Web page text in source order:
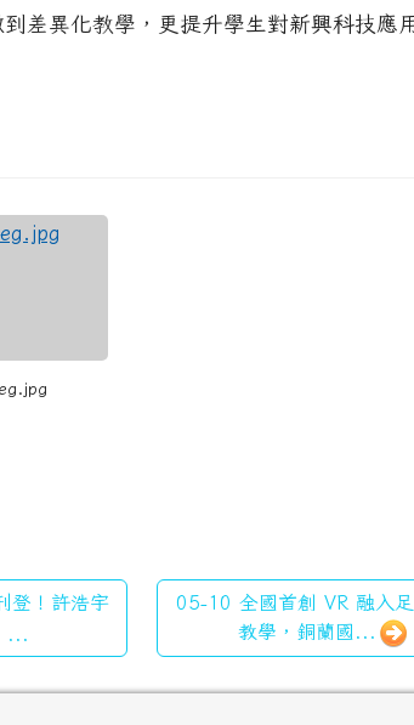
差異化教學，更提升學生對新興科技應
登！許浩宇
...
05-10 全國首創 VR 融入
教學，銅蘭國...